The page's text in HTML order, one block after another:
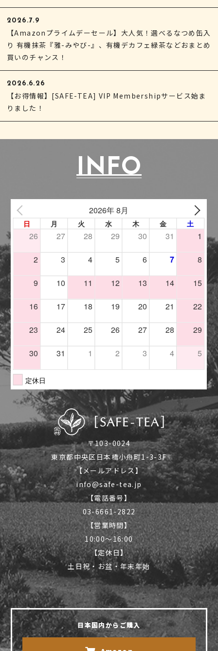
2026.7.9
【Amazonプライムデーセール】大人気！選べるなつめ缶入
り 有機抹茶『雅-みやび-』、有機デカフェ緑茶などおまとめ
買いのチャンス！
2026.6.26
【お得情報】[SAFE-TEA] VIP Membershipサービス始ま
りました！
INFO
〒103-0024
東京都中央区日本橋小舟町1-3-3F
【メールアドレス】
info@safe-tea.jp
【電話番号】
03-6661-2822
【営業時間】
10:00〜16:00
【定休日】
土日祝・お盆・年末年始
日本国内からご購入